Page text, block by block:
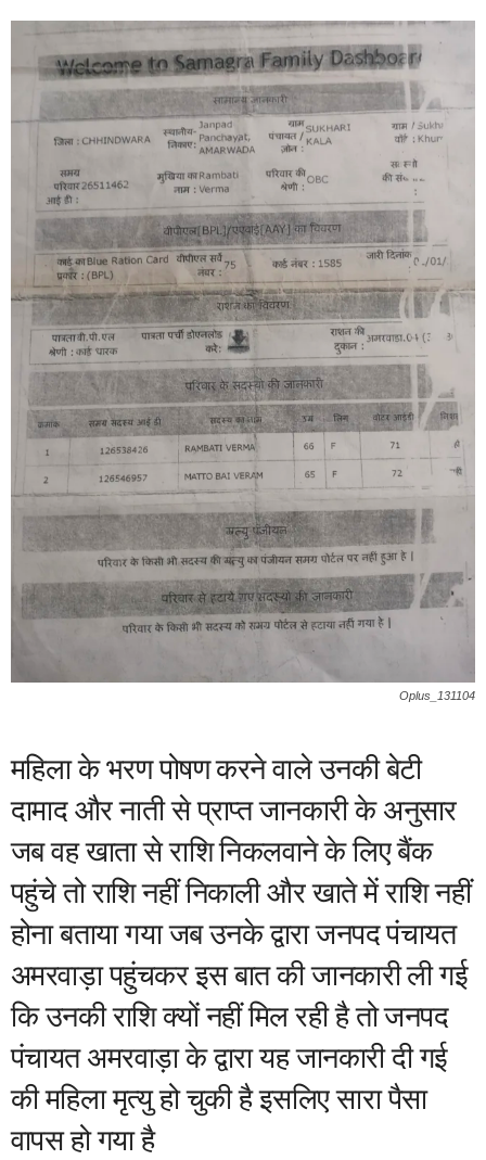
Oplus_131104
महिला के भरण पोषण करने वाले उनकी बेटी
दामाद और नाती से प्राप्त जानकारी के अनुसार
जब वह खाता से राशि निकलवाने के लिए बैंक
पहुंचे तो राशि नहीं निकाली और खाते में राशि नहीं
होना बताया गया जब उनके द्वारा जनपद पंचायत
अमरवाड़ा पहुंचकर इस बात की जानकारी ली गई
कि उनकी राशि क्यों नहीं मिल रही है तो जनपद
पंचायत अमरवाड़ा के द्वारा यह जानकारी दी गई
की महिला मृत्यु हो चुकी है इसलिए सारा पैसा
वापस हो गया है